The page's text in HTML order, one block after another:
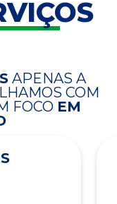
APENAS A
COM
FOCO EM